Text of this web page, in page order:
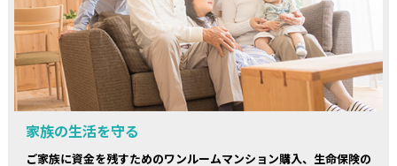
家族の生活を守る
ご家族に資金を残すためのワンルームマンション購入、生命保険の